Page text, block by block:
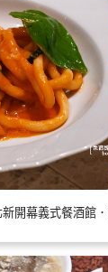
開幕義式餐酒館